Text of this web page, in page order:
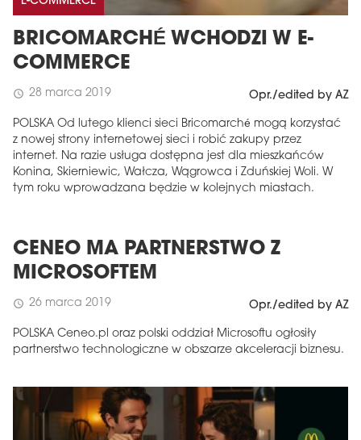
BRICOMARCHÉ WCHODZI W E-
COMMERCE
schedule 28 marca 2019 Opr./edited by AZ
POLSKA Od lutego klienci sieci Bricomarché mogą korzystać
z nowej strony internetowej sieci i robić zakupy przez
internet. Na razie usługa dostępna jest dla mieszkańców
Konina, Skierniewic, Wałcza, Wągrowca i Zduńskiej Woli. W
tym roku wprowadzana będzie w kolejnych miastach.
CENEO MA PARTNERSTWO Z
MICROSOFTEM
schedule 26 marca 2019 Opr./edited by AZ
POLSKA Ceneo.pl oraz polski oddział Microsoftu ogłosiły
partnerstwo technologiczne w obszarze akceleracji biznesu.